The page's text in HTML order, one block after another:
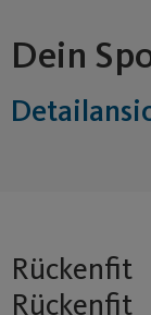
Dein
Rückenfit
Rückenfit